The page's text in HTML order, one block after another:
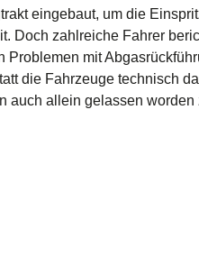
eingebaut, um die
Doch zahlreiche Fahrer
mit
die Fahrzeuge technisch
auch allein gelassen worden